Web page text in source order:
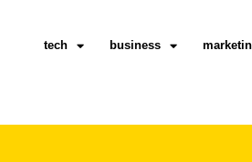
tech business